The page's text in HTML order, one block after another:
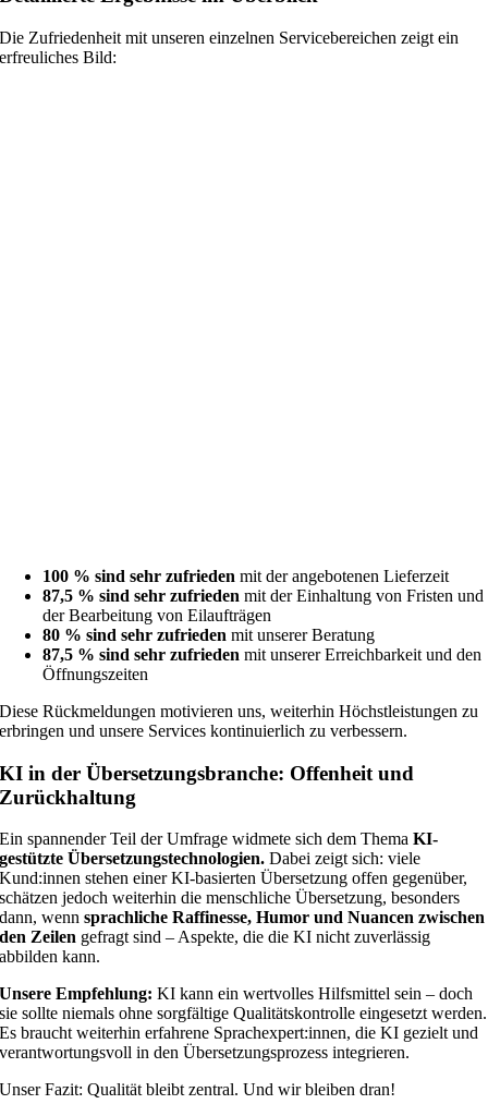
Die Zufriedenheit mit unseren einzelnen Servicebereichen zeigt ein
erfreuliches Bild:
100 % sind sehr zufrieden mit der angebotenen Lieferzeit
87,5 % sind sehr zufrieden mit der Einhaltung von Fristen und
der Bearbeitung von Eilaufträgen
80 % sind sehr zufrieden mit unserer Beratung
87,5 % sind sehr zufrieden mit unserer Erreichbarkeit und den
Öffnungszeiten
Diese Rückmeldungen motivieren uns, weiterhin Höchstleistungen zu
erbringen und unsere Services kontinuierlich zu verbessern.
KI in der Übersetzungsbranche: Offenheit und
Zurückhaltung
Ein spannender Teil der Umfrage widmete sich dem ThemaKI-
gestützte Übersetzungstechnologien.Dabei zeigt sich: viele
Kund:innen stehen einer KI-basierten Übersetzung offen gegenüber,
schätzen jedoch weiterhin die menschliche Übersetzung, besonders
dann, wennsprachliche Raffinesse, Humor und Nuancen zwischen
den Zeilen gefragt sind – Aspekte, die die KI nicht zuverlässig
abbilden kann.
Unsere Empfehlung: KI kann ein wertvolles Hilfsmittel sein – doch
sie sollte niemals ohne sorgfältige Qualitätskontrolle eingesetzt werden.
Es braucht weiterhin erfahrene Sprachexpert:innen, die KI gezielt und
verantwortungsvoll in den Übersetzungsprozess integrieren.
Unser Fazit: Qualität bleibt zentral. Und wir bleiben dran!